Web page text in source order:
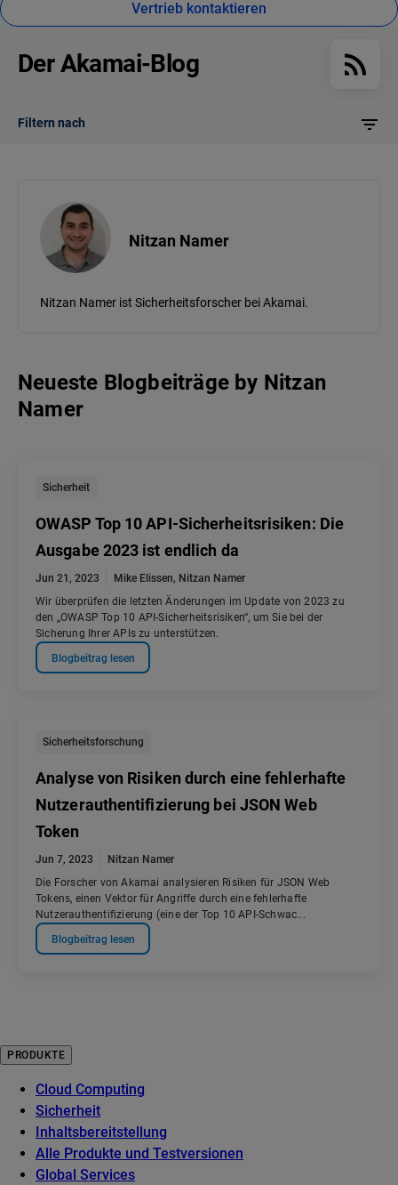
Vertrieb kontaktieren
Der Akamai-Blog
Filtern nach
Nitzan Namer
Nitzan Namer ist Sicherheitsforscher bei Akamai.
Neueste Blogbeiträge by Nitzan
Namer
Sicherheit
OWASP Top 10 API-Sicherheitsrisiken: Die
Ausgabe 2023 ist endlich da
Jun 21, 2023 Mike Elissen, Nitzan Namer
Wir überprüfen die letzten Änderungen im Update von 2023 zu
den „OWASP Top 10 API-Sicherheitsrisiken“, um Sie bei der
Sicherung Ihrer APIs zu unterstützen.
Blogbeitrag lesen
Sicherheitsforschung
Analyse von Risiken durch eine fehlerhafte
Nutzerauthentifizierung bei JSON Web
Token
Jun 7, 2023
Nitzan Namer
Die Forscher von Akamai analysieren Risiken für JSON Web
Tokens, einen Vektor für Angriffe durch eine fehlerhafte
Nutzerauthentifizierung (eine der Top 10 API-Schwac...
Blogbeitrag lesen
PRODUKTE
Cloud Computing
Sicherheit
Inhaltsbereitstellung
Alle Produkte und Testversionen
Global Services